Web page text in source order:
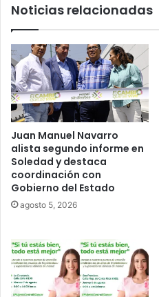
Noticias relacionadas
Juan Manuel Navarro
alista segundo informe en
Soledad y destaca
coordinación con
Gobierno del Estado
agosto 5, 2026